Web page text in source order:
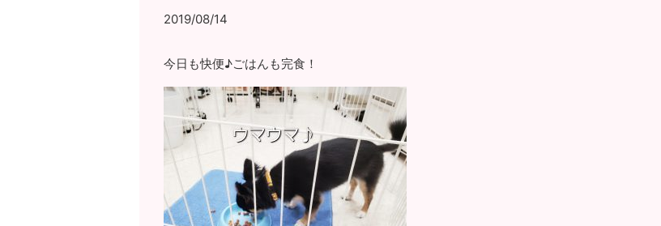
2019/08/14
今日も快便♪ごはんも完食！